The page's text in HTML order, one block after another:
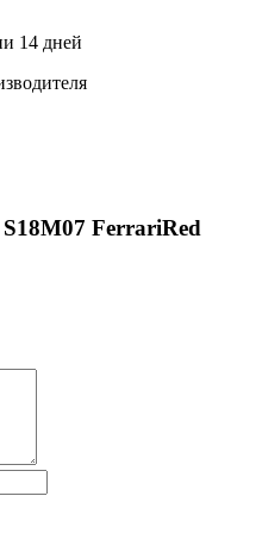
14 дней
FerrariRed